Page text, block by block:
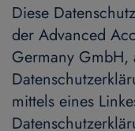
Diese
der Advanced
Germany GmbH,
mittels eines